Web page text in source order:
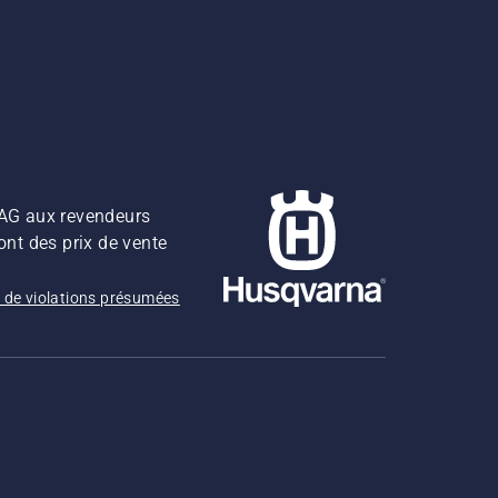
aux revendeurs
des prix de vente
violations présumées